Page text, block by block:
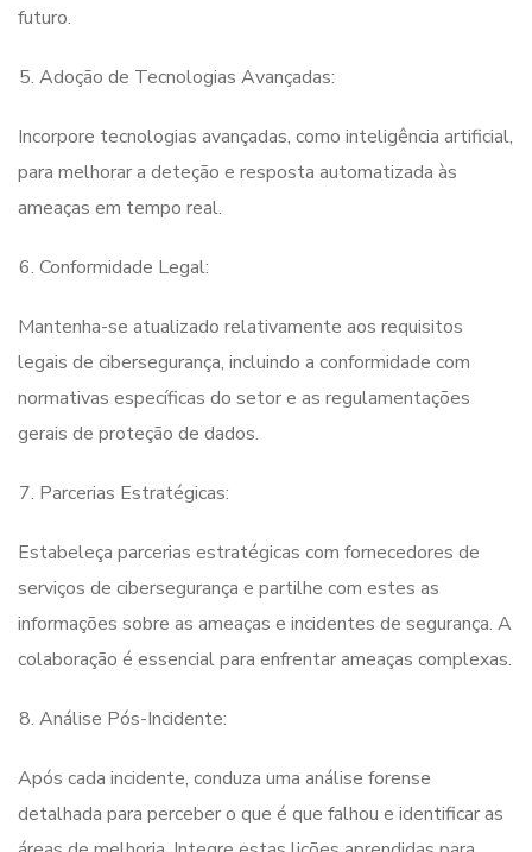
futuro.
Adoção de Tecnologias Avançadas:
Incorpore tecnologias avançadas, como inteligência artificial,
para melhorar a deteção e resposta automatizada às
ameaças em tempo real.
Conformidade Legal:
Mantenha-se atualizado relativamente aos requisitos
legais de cibersegurança, incluindo a conformidade com
normativas específicas do setor e as regulamentações
gerais de proteção de dados.
Parcerias Estratégicas:
Estabeleça parcerias estratégicas com fornecedores de
serviços de cibersegurança e partilhe com estes as
informações sobre as ameaças e incidentes de segurança. A
colaboração é essencial para enfrentar ameaças complexas.
Análise Pós-Incidente:
Após cada incidente, conduza uma análise forense
detalhada para perceber o que é que falhou e identificar as